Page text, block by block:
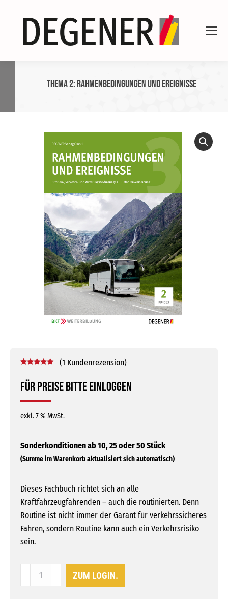
Thema 2: Rahmenbedingungen und Ereignisse
Für Preise bitte einloggen
5.00
basierend
Kundenbewertung
(1 Kundenrezension)
exkl. 7 % MwSt.
Dieses Fachbuch richtet sich an alle
Kraftfahrzeugfahrenden – auch die routinierten. Denn
Routine ist nicht immer der Garant für verkehrssicheres
Fahren, sondern Routine kann auch ein Verkehrsrisiko
sein.
Thema
ZUM LOGIN.